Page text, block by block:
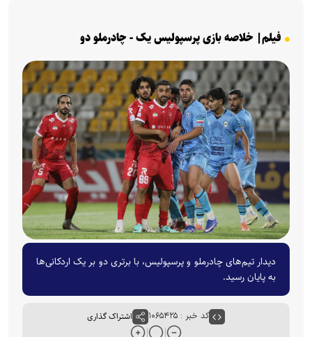
فیلم| خلاصه بازی پرسپولیس یک - چادرملو دو
دیدار تیم‌های چادرملو و‌ پرسپولیس، با برتری دو بر یک اردکانی‌ها
به پایان رسید.
کد خبر : ۱۰۶۵۴۲۵ اشتراک گذاری